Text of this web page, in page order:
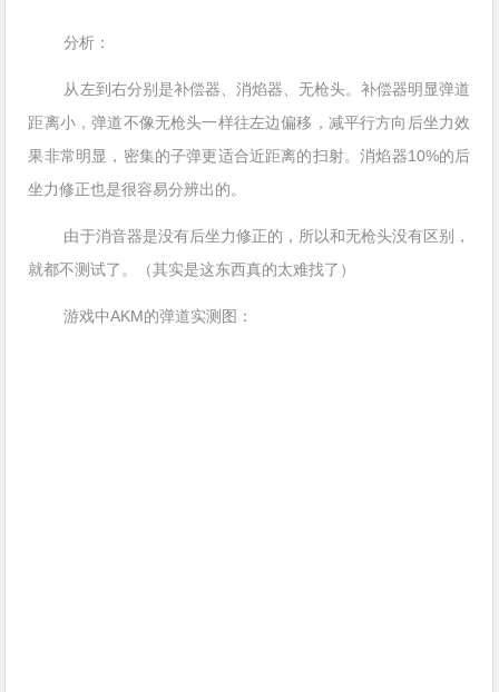
分析：
从左到右分别是补偿器、消焰器、无枪头。补偿器明显弹道
距离小，弹道不像无枪头一样往左边偏移，减平行方向后坐力效
果非常明显，密集的子弹更适合近距离的扫射。消焰器10%的后
坐力修正也是很容易分辨出的。
由于消音器是没有后坐力修正的，所以和无枪头没有区别，
就都不测试了。（其实是这东西真的太难找了）
游戏中AKM的弹道实测图：